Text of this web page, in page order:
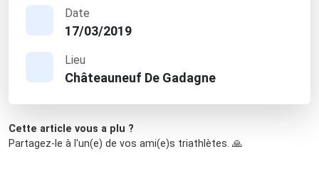
Date
17/03/2019
Lieu
Châteauneuf De Gadagne
Cette article vous a plu ?
Partagez-le à l'un(e) de vos ami(e)s triathlètes. 🙏